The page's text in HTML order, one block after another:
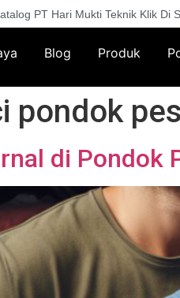
PT Hari Mukti Teknik Klik Di
Blog Produk
pondok
di Pondok